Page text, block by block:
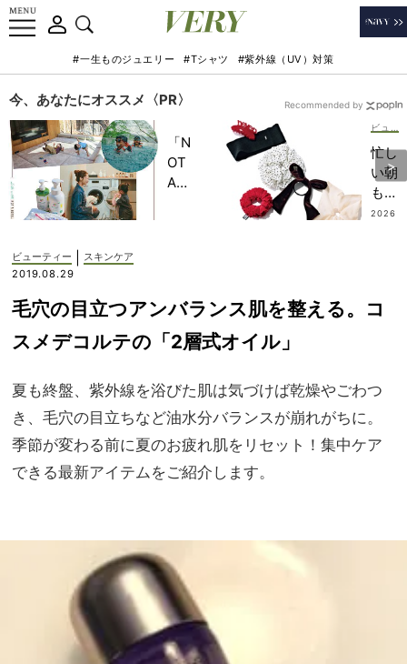
#一生ものジュエリー #Tシャツ #紫外線（UV）対策
今、あなたにオススメ〈PR〉
「N
OT
A
記憶
に一
生残
【極
上の
家族
旅】
忙し
い朝
も旅
先
める
なる
アア
2026
Recommended by
ビューティー
スキンケア
2019.08.29
毛穴の目立つアンバランス肌を整える。コ
スメデコルテの「2層式オイル」
夏も終盤、紫外線を浴びた肌は気づけば乾燥やごわつ
き、毛穴の目立ちなど油水分バランスが崩れがちに。
季節が変わる前に夏のお疲れ肌をリセット！集中ケア
できる最新アイテムをご紹介します。